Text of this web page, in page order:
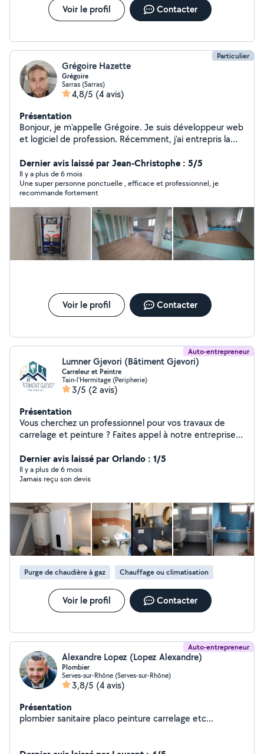
Voir le profil Contacter
Particulier
Grégoire Hazette
Grégoire
Sarras (Sarras)
4,8/5 (4 avis)
Présentation
Bonjour, je m'appelle Grégoire. Je suis développeur web
et logiciel de profession. Récemment, j'ai entrepris la
même une grande partie des travaux. Fort de cette
expérience, je propose désormais mes compétences
en matière de plâtrerie, plomberie et maçonnerie.
Dernier avis laissé par Jean-Christophe : 5/5
Il y a plus de 6 mois
Une super personne ponctuelle , efficace et professionnel, je
recommande fortement
Voir le profil Contacter
Auto-entrepreneur
Lumner Gjevori (Bâtiment Gjevori)
Carreleur et Peintre
Tain-l'Hermitage (Peripherie)
3/5 (2 avis)
Présentation
Vous cherchez un professionnel pour vos travaux de
carrelage et peinture ? Faites appel à notre entreprise
l'écoute de vos besoins ! Nos prestations : Carrelage :
Pose de carrelage mural et au sol, faïence, mosaïque,
carrelage extérieur Peinture : Peinture intérieure finition
espaces (salles de bain, cuisines, salons, etc.). Conseils
: Choix des matériaux, couleurs et solutions adaptées à
vos envies. Pourquoi nous choisir ? Qualité : Des
matériaux de premier choix et une finition impeccable.
Tarifs compétitifs : Des devis gratuit clairs et
transparent. Garantie : Tous nos travaux sont garantis.
Nous intervenons sur toute la région [Drôme et
Ardèche dans un rayon de 30 km et plus ] pour vos
projets de carrelage et peinture. Contactez-nous pour
un devis gratuit et personnalisé !
Dernier avis laissé par Orlando : 1/5
Il y a plus de 6 mois
Jamais reçu son devis
Purge de chaudière à gaz Chauffage ou climatisation
Voir le profil Contacter
Auto-entrepreneur
Alexandre Lopez (Lopez Alexandre)
Plombier
Serves-sur-Rhône (Serves-sur-Rhône)
3,8/5 (4 avis)
Présentation
plombier sanitaire placo peinture carrelage etc...